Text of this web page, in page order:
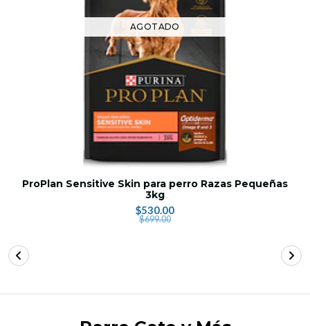
AGOTADO
ProPlan Sensitive Skin para perro Razas Pequeñas
3kg
$530.00
$699.00